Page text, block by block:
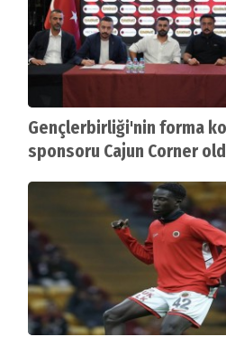
Gençlerbirliği'nin forma
sponsoru Cajun Corner